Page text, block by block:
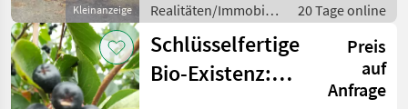
Kleinanzeige
Realitäten/Immobilien
/ Sonstige
Immobilien
20 Tage online
Schlüsselfertige
Bio-Existenz:
Preis
auf
Anfrage